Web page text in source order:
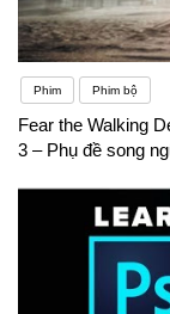
Phim Phim bộ
Fear the Walking
3 – Phụ đề song